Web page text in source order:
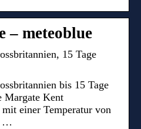
– meteoblue
15 Tage
bis 15 Tage
Margate Kent
einer Temperatur von
…